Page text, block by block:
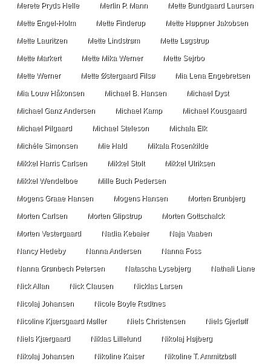
Merete Pryds Helle Merlin P. Mann Mette Bundgaard Laursen
Mette Engel-Holm Mette Finderup Mette Høppner Jakobsen
Mette Lauritzen Mette Lindstrøm Mette Løgstrup
Mette Markert Mette Mika Werner Mette Sejrbo
Mette Werner Mette Østergaard Filsø Mia Lena Engebretsen
Mia Louw Håkonsen Michael B. Hansen Michael Dyst
Michael Ganz Andersen Michael Kamp Michael Kousgaard
Michael Pilgaard Michael Steleson Michala Elk
Michèle Simonsen Mie Hald Mikala Rosenkilde
Mikkel Harris Carlsen Mikkel Stolt Mikkel Ulriksen
Mikkel Wendelboe Mille Buch Pedersen
Mogens Graae Hansen Mogens Hansen Morten Brunbjerg
Morten Carlsen Morten Glipstrup Morten Gottschalck
Morten Vestergaard Nadia Kebaier Naja Vaaben
Nancy Hedeby Nanna Andersen Nanna Foss
Nanna Grønbech Petersen Natascha Lysebjerg Nathali Liane
Nick Allan Nick Clausen Nicklas Larsen
Nicolaj Johansen Nicole Boyle Rødtnes
Nicoline Kjærsgaard Møller Niels Christensen Niels Gjerløff
Niels Kjærgaard Niklas Lillelund Nikolaj Højberg
Nikolaj Johansen Nikoline Kaiser Nikoline T. Ammitzbøll